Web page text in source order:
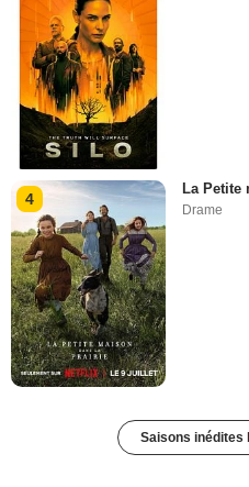
4
La Petite
Drame
Saisons inédites